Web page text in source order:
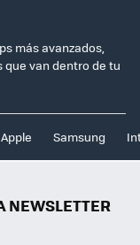
más avanzados,
que van dentro de tu
Apple Samsung